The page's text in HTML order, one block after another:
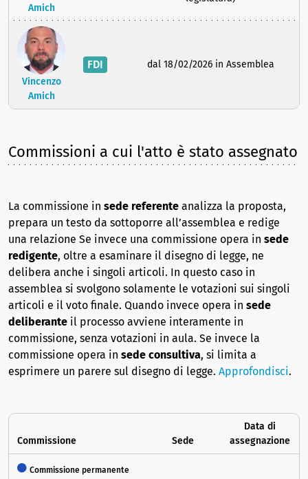
Amich
Vincenzo
Amich
FDI dal 18/02/2026 in Assemblea
Commissioni a cui l'atto è stato assegnato
La commissione in sede referente analizza la proposta,
prepara un testo da sottoporre all’assemblea e redige
una relazione Se invece una commissione opera in sede
redigente, oltre a esaminare il disegno di legge, ne
delibera anche i singoli articoli. In questo caso in
assemblea si svolgono solamente le votazioni sui singoli
articoli e il voto finale. Quando invece opera in sede
deliberante il processo avviene interamente in
commissione, senza votazioni in aula. Se invece la
commissione opera in sede consultiva, si limita a
esprimere un parere sul disegno di legge. Approfondisci.
Commissione Sede
Data di
assegnazione
Commissione permanente